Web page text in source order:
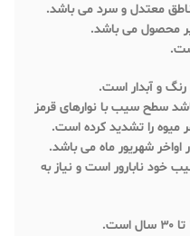
معتدل و سرد می باشد.
محصول می باشد.
و آبدار است.
سطح سیب با نوارهای قرمز
میوه را تشدید کرده است.
شهریور ماه می باشد.
خود نابارور است و نیاز به